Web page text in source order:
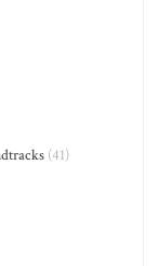
(41)